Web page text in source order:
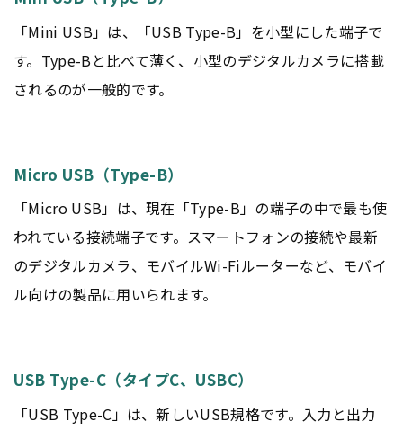
「Mini USB」は、「USB Type-B」を小型にした端子で
す。Type-Bと比べて薄く、小型のデジタルカメラに搭載
されるのが一般的です。
Micro USB（Type-B）
「Micro USB」は、現在「Type-B」の端子の中で最も使
われている接続端子です。スマートフォンの接続や最新
のデジタルカメラ、モバイルWi-Fiルーターなど、モバイ
ル向けの製品に用いられます。
USB Type-C（タイプC、USBC）
「USB Type-C」は、新しいUSB規格です。入力と出力